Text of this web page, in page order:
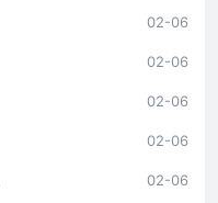
02-06
02-06
02-06
02-06
02-06